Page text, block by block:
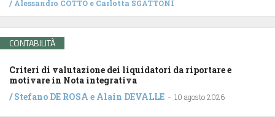
/ Alessandro COTTO e Carlotta SGATTONI
CONTABILITÀ
Criteri di valutazione dei liquidatori da riportare e
motivare in Nota integrativa
/Stefano DE ROSA e Alain DEVALLE - 10 agosto 2026